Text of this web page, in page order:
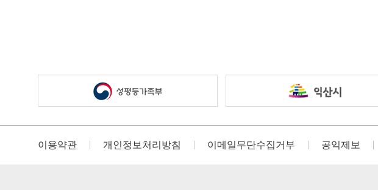
이용약관 개인정보처리방침 이메일무단수집거부 공익제보